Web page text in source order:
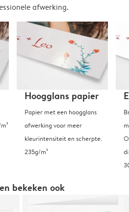
afwerking.
Hoogglans papier
Papier met een hoogglans
afwerking voor meer
kleurintensiteit en scherpte.
235g/m²
bekeken ook